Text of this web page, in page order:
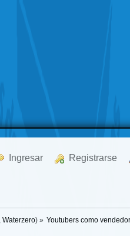
Ingresar Registrarse
Waterzero) » Youtubers como